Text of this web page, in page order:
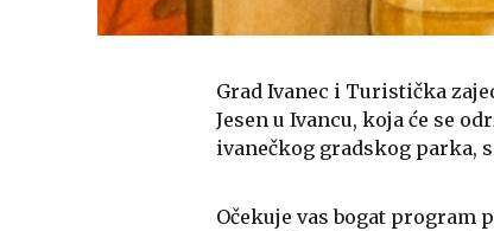
Grad Ivanec i Turistička
Jesen u Ivancu, koja će se
ivanečkog gradskog parka,
Očekuje vas bogat